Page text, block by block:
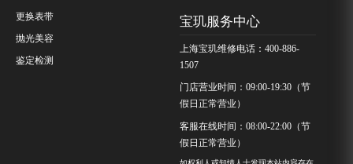
更换表带
抛光美容
鉴定检测
宝玑服务中心
上海宝玑维修电话：400-886-
1507
门店营业时间：09:00-19:30（节
假日正常营业）
客服在线时间：08:00-22:00（节
假日正常营业）